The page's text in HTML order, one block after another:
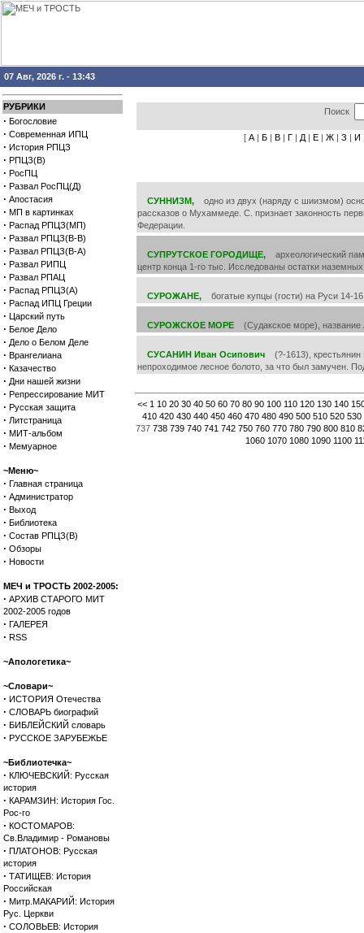
07 Авг, 2026 г. - 13:43
РУБРИКИ
· Богословие
· Современная ИПЦ
· История РПЦЗ
· РПЦЗ(В)
· РосПЦ
· Развал РосПЦ(Д)
· Апостасия
· МП в картинках
· Распад РПЦЗ(МП)
· Развал РПЦЗ(В-В)
· Развал РПЦЗ(В-А)
· Развал РИПЦ
· Развал РПАЦ
· Распад РПЦЗ(А)
· Распад ИПЦ Греции
· Царский путь
· Белое Дело
· Дело о Белом Деле
· Врангелиана
· Казачество
· Дни нашей жизни
· Репрессирование МИТ
· Русская защита
· Литстраница
· МИТ-альбом
· Мемуарное
~Меню~
· Главная страница
· Администратор
· Выход
· Библиотека
· Состав РПЦЗ(В)
· Обзоры
· Новости
МЕЧ и ТРОСТЬ 2002-2005:
· АРХИВ СТАРОГО МИТ
2002-2005 годов
· ГАЛЕРЕЯ
· RSS
~Апологетика~
~Словари~
· ИСТОРИЯ Отечества
· СЛОВАРЬ биографий
· БИБЛЕЙСКИЙ словарь
· РУССКОЕ ЗАРУБЕЖЬЕ
~Библиотечка~
· КЛЮЧЕВСКИЙ: Русская
история
· КАРАМЗИН: История Гос.
Рос-го
· КОСТОМАРОВ:
Св.Владимир - Романовы
· ПЛАТОНОВ: Русская
история
· ТАТИЩЕВ: История
Российская
· Митр.МАКАРИЙ: История
Рус. Церкви
· СОЛОВЬЕВ: История
Поиск
[ А | Б | В | Г | Д | Е | Ж | З | И
СУННИЗМ, одно из двух (наряду с шиизмом)
рассказов о Мухаммеде. С. признает законность
Федерации.
СУПРУТСКОЕ ГОРОДИЩЕ, археологический
центр конца 1-го тыс. Исследованы остатки
СУРОЖАНЕ, богатые купцы (гости) на Руси 14-
СУРОЖСКОЕ МОРЕ (Судакское море), название
СУСАНИН Иван Осипович (?-1613), крестьянин
непроходимое лесное болото, за что был замучен.
<< 1 10 20 30 40 50 60 70 80 90 100 110 120 130 140
410 420 430 440 450 460 470 480 490 500 510 520 530
737 738 739 740 741 742 750 760 770 780 790 800 810
1060 1070 1080 1090 1100